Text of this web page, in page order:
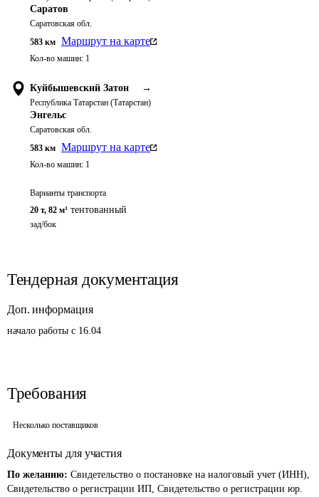
Саратов
Саратовская обл.
583 км Маршрут на карте
Кол-во машин: 1
Куйбышевский Затон →
Республика Татарстан (Татарстан)
Энгельс
Саратовская обл.
583 км Маршрут на карте
Кол-во машин: 1
Варианты транспорта
20 т, 82 м³ тентованный
зад/бок
Тендерная документация
Доп. информация
начало работы с 16.04
Требования
Несколько поставщиков
Документы для участия
По желанию: Свидетельство о постановке на налоговый учет (ИНН),
Свидетельство о регистрации ИП, Свидетельство о регистрации юр.